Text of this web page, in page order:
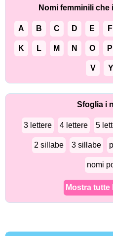
Nomi femminili che
A B C D E F
K L M N O P
V Y
Sfoglia i
3 lettere 4 lettere 5
2 sillabe 3 sillabe
nomi
Mostra tutte